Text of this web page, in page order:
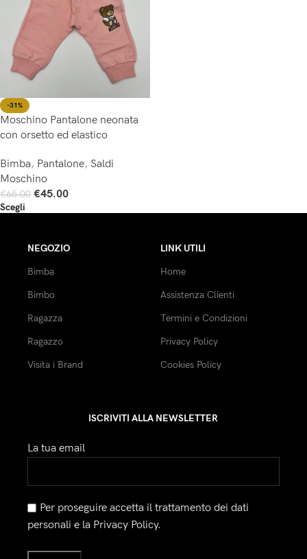
-31%
Moschino Pantalone neonata
con orsetto ed elastico
Bimba, Pantalone, Saldi
Moschino
€65.00 €45.00
Scegli
NEGOZIO
Bimba
Bimbo
Ragazza
Ragazzo
Visita i Brand
LINK UTILI
Home
Assistenza Clienti
Termini e Condizioni
Privacy Policy
Cookies Policy
ISCRIVITI ALLA NEWSLETTER
La tua email
Per proseguire accetta il trattamento dei dati
personali e la Privacy Policy.